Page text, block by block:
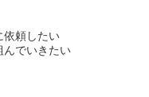
依頼したい
んでいきたい